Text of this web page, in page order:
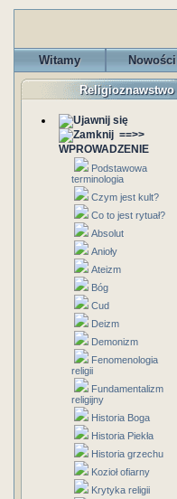
Witamy Nowości
Religioznawstwo
==>>
WPROWADZENIE
Podstawowa
terminologia
Czym jest kult?
Co to jest rytuał?
Absolut
Anioły
Ateizm
Bóg
Cud
Deizm
Demonizm
Fenomenologia
religii
Fundamentalizm
religijny
Historia Boga
Historia Piekła
Historia grzechu
Kozioł ofiarny
Krytyka religii